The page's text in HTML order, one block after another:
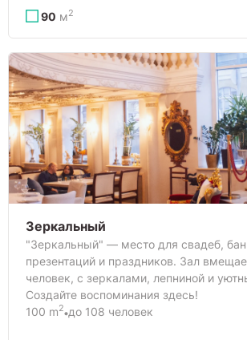
90 м2
Зеркальный
"Зеркальный" — место для свадеб,
презентаций и праздников. Зал
человек, с зеркалами, лепниной и
Создайте воспоминания здесь!
100 m2 до 108 человек